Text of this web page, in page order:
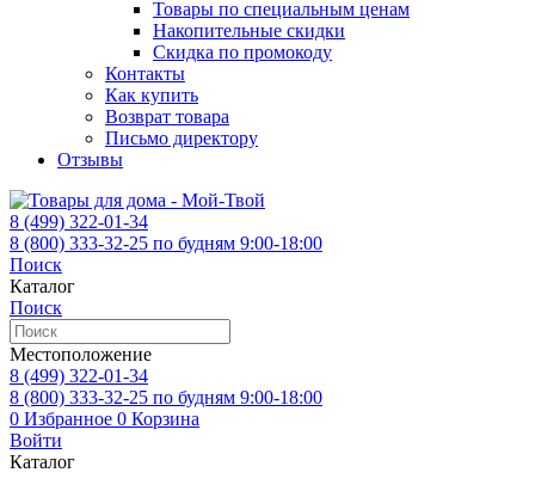
Товары по специальным ценам
Накопительные скидки
Скидка по промокоду
Контакты
Как купить
Возврат товара
Письмо директору
Отзывы
8 (499) 322-01-34
8 (800) 333-32-25 по будням 9:00-18:00
Поиск
Каталог
Поиск
Местоположение
8 (499) 322-01-34
8 (800) 333-32-25 по будням 9:00-18:00
0 Избранное 0 Корзина
Войти
Каталог